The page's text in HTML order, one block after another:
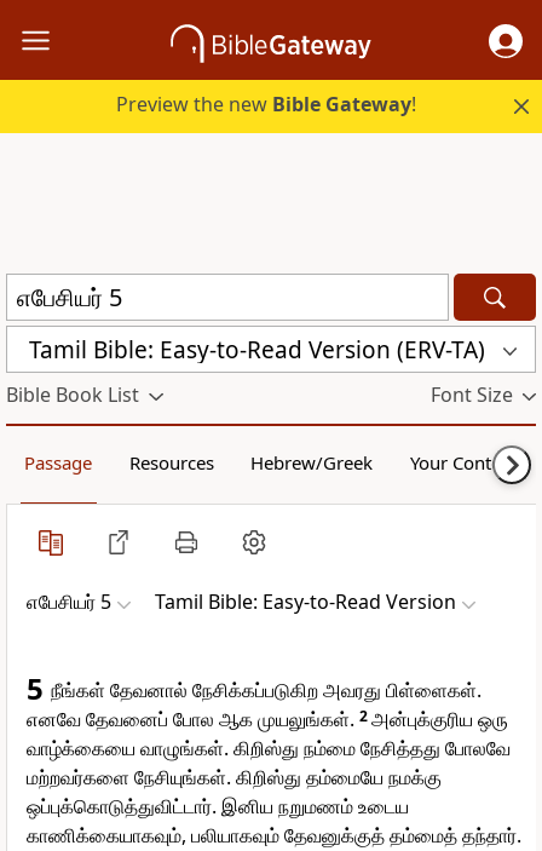
Preview the new Bible Gateway!
Tamil Bible: Easy-to-Read Version (ERV-TA)
Bible Book List Font Size
Passage Resources Hebrew/Greek Your Content
எபேசியர் 5 Tamil Bible: Easy-to-Read Version
5 நீங்கள் தேவனால் நேசிக்கப்படுகிற அவரது பிள்ளைகள்.
எனவே தேவனைப் போல ஆக முயலுங்கள். 2அன்புக்குரிய ஒரு
வாழ்க்கையை வாழுங்கள். கிறிஸ்து நம்மை நேசித்தது போலவே
மற்றவர்களை நேசியுங்கள். கிறிஸ்து தம்மையே நமக்கு
ஒப்புக்கொடுத்துவிட்டார். இனிய நறுமணம் உடைய
காணிக்கையாகவும், பலியாகவும் தேவனுக்குத் தம்மைத் தந்தார்.